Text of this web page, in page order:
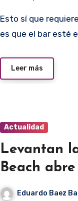
Esto sí que requiere de algunas explicaciones. Primero. No
es que el bar esté
Leer más
Actualidad
Levantan
Beach
Eduardo Baez